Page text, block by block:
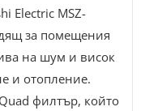
Electric MSZ-
за помещения
на шум и висок
и отопление.
филтър, който